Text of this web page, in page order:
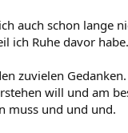
auch schon lange
ich Ruhe davor habe.
zuvielen
will und am
muss und und und.